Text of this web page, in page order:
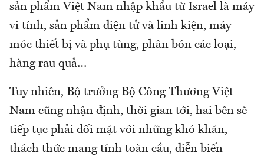
sản phẩm Việt Nam nhập khẩu từ Israel là máy
vi tính, sản phẩm điện tử và linh kiện, máy
móc thiết bị và phụ tùng, phân bón các loại,
hàng rau quả…
Tuy nhiên, Bộ trưởng Bộ Công Thương Việt
Nam cũng nhận định, thời gian tới, hai bên sẽ
tiếp tục phải đối mặt với những khó khăn,
thách thức mang tính toàn cầu, diễn biến